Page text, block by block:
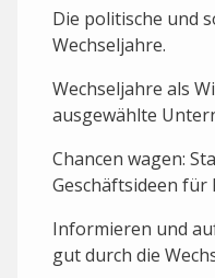
Die politische und
Wechseljahre.
Wechseljahre als
ausgewählte
Chancen wagen:
Geschäftsideen für
Informieren und
gut durch die